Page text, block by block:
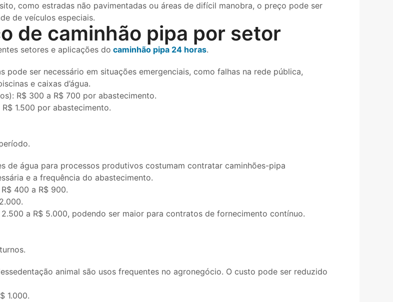
como estradas não pavimentadas ou áreas de difícil manobra, o preço pode ser
de veículos especiais.
de caminhão pipa por setor
setores e aplicações do caminhão pipa 24 horas.
pode ser necessário em situações emergenciais, como falhas na rede pública,
e caixas d’água.
R$ 300 a R$ 700 por abastecimento.
1.500 por abastecimento.
de água para processos produtivos costumam contratar caminhões-pipa
e a frequência do abastecimento.
400 a R$ 900.
a R$ 5.000, podendo ser maior para contratos de fornecimento contínuo.
animal são usos frequentes no agronegócio. O custo pode ser reduzido
1.000.